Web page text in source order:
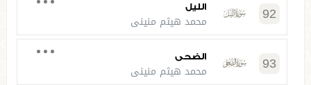
92 الليل
محمد هيثم منيني
93 الضحى
محمد هيثم منيني